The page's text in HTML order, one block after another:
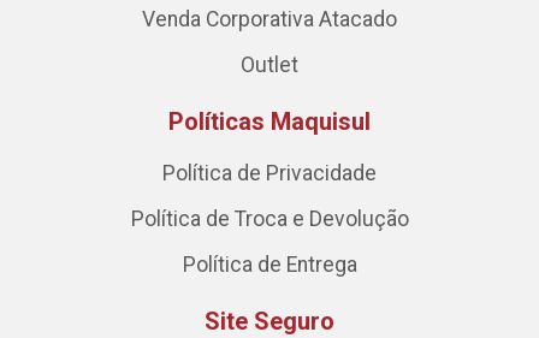
Venda Corporativa Atacado
Outlet
Políticas Maquisul
Política de Privacidade
Política de Troca e Devolução
Política de Entrega
Site Seguro